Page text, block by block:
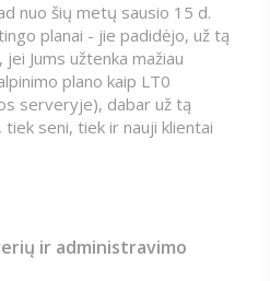
nuo šių metų sausio 15 d.
planai - jie padidėjo, už tą
Jums užtenka mažiau
plano kaip LT0
serveryje), dabar už tą
tiek seni, tiek ir nauji klientai
ir administravimo